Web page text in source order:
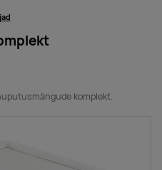
komplekt.